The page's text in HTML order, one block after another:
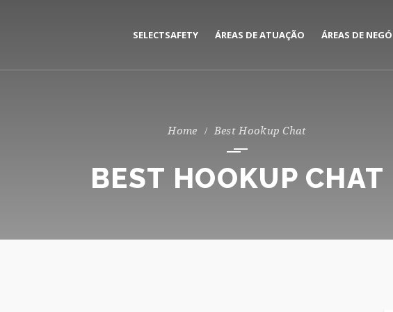
SELECTSAFETY ÁREAS DE ATUAÇÃO
CONSULTORIA DE RISCOS
ÁREAS DE
Best Hookup Chat
BEST HOOKUP CHAT